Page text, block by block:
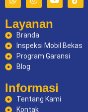
Layanan
Branda
Inspeksi Mobil Bekas
Program Garansi
Blog
Informasi
Tentang Kami
Kontak